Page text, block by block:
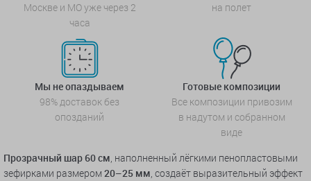
Москве и МО уже через 2
часа
на полет
Мы не опаздываем
98% доставок без
опозданий
Готовые композиции
Все композиции привозим
в надутом и собранном
виде
Прозрачный шар 60 см, наполненный лёгкими пенопластовыми
зефирками размером 20–25 мм, создаёт выразительный эффект